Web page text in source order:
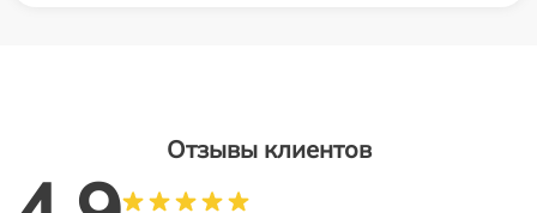
Отзывы клиентов